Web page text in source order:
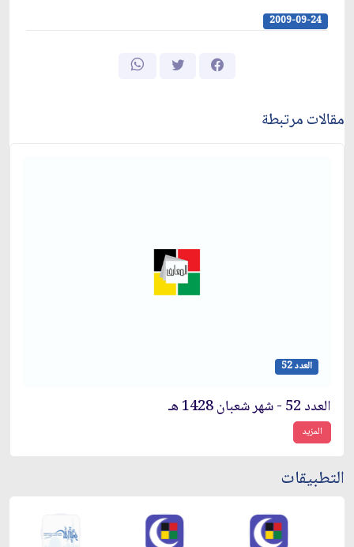
2009-09-24
مقالات مرتبطة
العدد 52
العدد 52 - شهر شعبان 1428 هـ
المزيد
التطبيقات